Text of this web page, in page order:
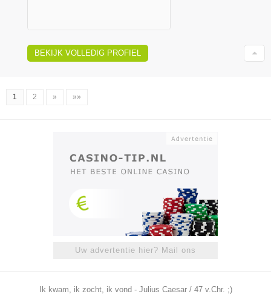
BEKIJK VOLLEDIG PROFIEL
1 2 » »»
Uw advertentie hier? Mail ons
Ik kwam, ik zocht, ik vond - Julius Caesar / 47 v.Chr. ;)